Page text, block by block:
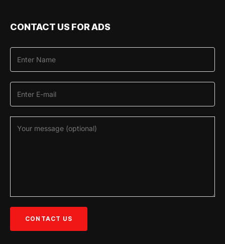
CONTACT US FOR ADS